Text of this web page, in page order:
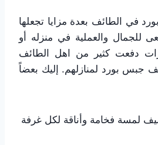
في الطائف بعدة مزايا تجعلها
للجمال والعملية في منزله أو
دفعت كثير من اهل الطائف
جبس بورد لمنازلهم. إليك بعضاً
لمسة فخامة وأناقة لكل غرفة